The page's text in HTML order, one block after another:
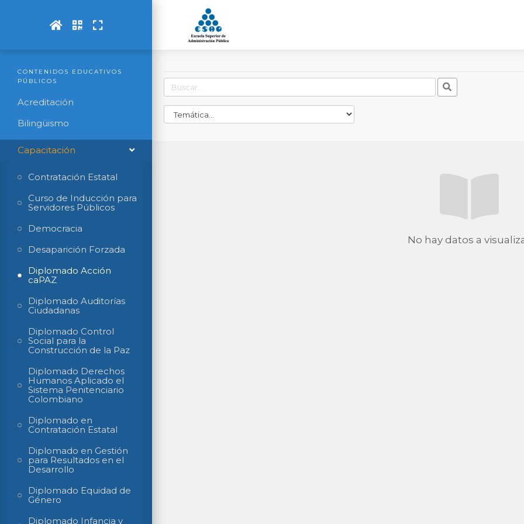
CONTENIDOS EDUCATIVOS
PÚBLICOS
Acreditación
Bilingüismo
Capacitación
Contratación Estatal
Curso de Inducción para
Servidores Públicos
Democracia
Desaparición Forzada
Diplomado Acción
caPAZ
Diplomado Auditorías
Ciudadanas
Diplomado Control
Social para la
Construcción de la Paz
Diplomado Derechos
Humanos Aplicado el
Sistema Penitenciario
Colombiano
Diplomado en
Contratación Estatal
Diplomado en Gestión
para Resultados en el
Desarrollo
Diplomado Equidad de
Género
Diplomado Infancia y
No hay datos a